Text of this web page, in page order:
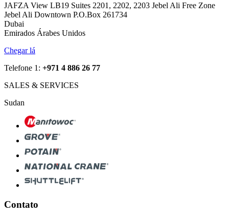
JAFZA View LB19 Suites 2201, 2202, 2203 Jebel Ali Free Zone
Jebel Ali Downtown P.O.Box 261734
Dubai
Emirados Árabes Unidos
Chegar lá
Telefone 1: +971 4 886 26 77
SALES & SERVICES
Sudan
Contato